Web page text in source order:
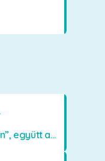
Együtt a „színpadon”, együtt az élményekért 🎭✨